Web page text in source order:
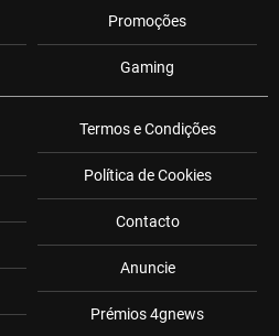
Promoções
Gaming
Termos e Condições
Política de Cookies
Contacto
Anuncie
Prémios 4gnews